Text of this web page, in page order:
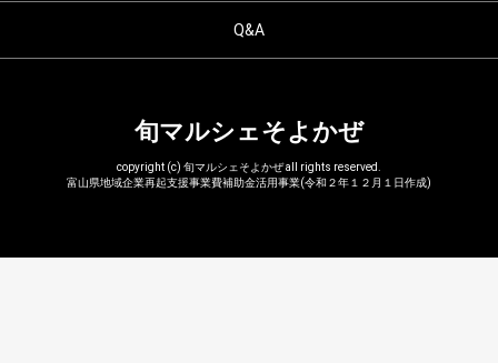
Q&A
旬マルシェそよかぜ
copyright (c) 旬マルシェそよかぜ all rights reserved.
富山県地域企業再起支援事業費補助金活用事業(令和２年１２月１日作成)